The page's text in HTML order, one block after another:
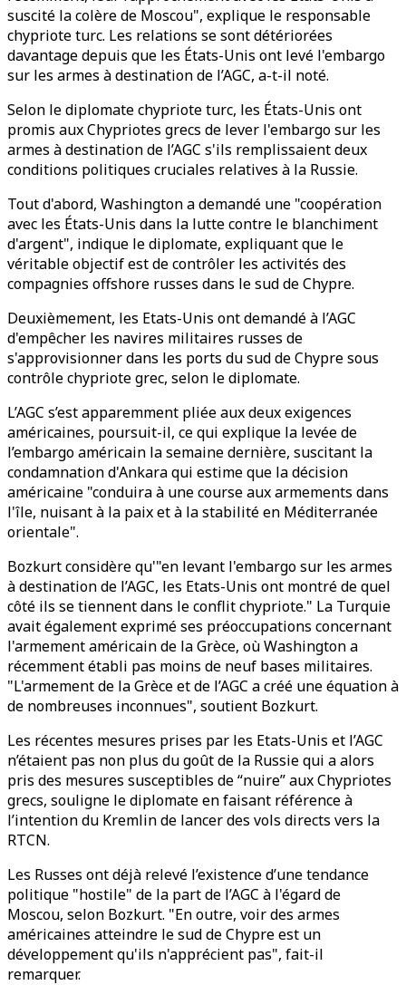
suscité la colère de Moscou", explique le responsable
chypriote turc. Les relations se sont détériorées
davantage depuis que les États-Unis ont levé l'embargo
sur les armes à destination de l’AGC, a-t-il noté.
Selon le diplomate chypriote turc, les États-Unis ont
promis aux Chypriotes grecs de lever l'embargo sur les
armes à destination de l’AGC s'ils remplissaient deux
conditions politiques cruciales relatives à la Russie.
Tout d'abord, Washington a demandé une "coopération
avec les États-Unis dans la lutte contre le blanchiment
d'argent", indique le diplomate, expliquant que le
véritable objectif est de contrôler les activités des
compagnies offshore russes dans le sud de Chypre.
Deuxièmement, les Etats-Unis ont demandé à l’AGC
d'empêcher les navires militaires russes de
s'approvisionner dans les ports du sud de Chypre sous
contrôle chypriote grec, selon le diplomate.
L’AGC s’est apparemment pliée aux deux exigences
américaines, poursuit-il, ce qui explique la levée de
l’embargo américain la semaine dernière, suscitant la
condamnation d'Ankara qui estime que la décision
américaine "conduira à une course aux armements dans
l'île, nuisant à la paix et à la stabilité en Méditerranée
orientale".
Bozkurt considère qu'"en levant l'embargo sur les armes
à destination de l’AGC, les Etats-Unis ont montré de quel
côté ils se tiennent dans le conflit chypriote." La Turquie
avait également exprimé ses préoccupations concernant
l'armement américain de la Grèce, où Washington a
récemment établi pas moins de neuf bases militaires.
"L'armement de la Grèce et de l’AGC a créé une équation à
de nombreuses inconnues", soutient Bozkurt.
Les récentes mesures prises par les Etats-Unis et l’AGC
n’étaient pas non plus du goût de la Russie qui a alors
pris des mesures susceptibles de “nuire” aux Chypriotes
grecs, souligne le diplomate en faisant référence à
l’intention du Kremlin de lancer des vols directs vers la
RTCN.
Les Russes ont déjà relevé l’existence d’une tendance
politique "hostile" de la part de l’AGC à l'égard de
Moscou, selon Bozkurt. "En outre, voir des armes
américaines atteindre le sud de Chypre est un
développement qu'ils n'apprécient pas", fait-il
remarquer.